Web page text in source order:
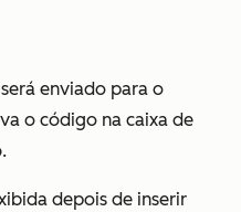
enviado para o
o código na caixa de
.
depois de inserir